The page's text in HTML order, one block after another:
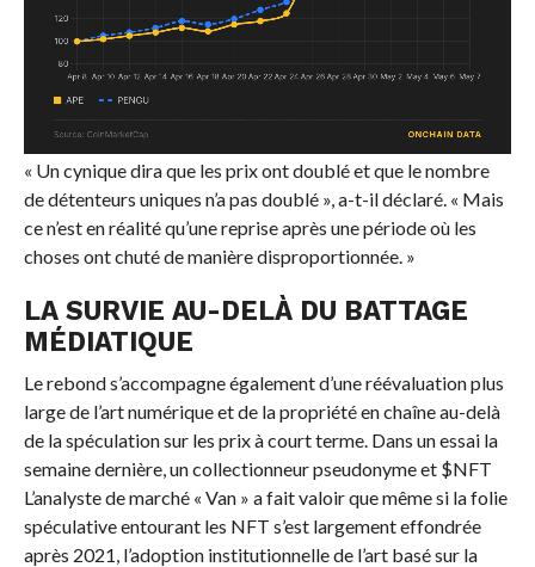
« Un cynique dira que les prix ont doublé et que le nombre
de détenteurs uniques n’a pas doublé », a-t-il déclaré. « Mais
ce n’est en réalité qu’une reprise après une période où les
choses ont chuté de manière disproportionnée. »
LA SURVIE AU-DELÀ DU BATTAGE
MÉDIATIQUE
Le rebond s’accompagne également d’une réévaluation plus
large de l’art numérique et de la propriété en chaîne au-delà
de la spéculation sur les prix à court terme. Dans un essai la
semaine dernière, un collectionneur pseudonyme et $NFT
L’analyste de marché « Van » a fait valoir que même si la folie
spéculative entourant les NFT s’est largement effondrée
après 2021, l’adoption institutionnelle de l’art basé sur la